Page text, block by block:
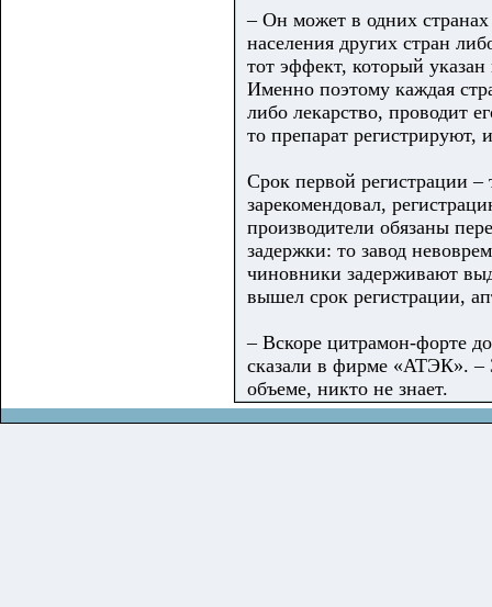
– Он может в одних
населения других стран
тот эффект, который
Именно поэтому каждая
либо лекарство, проводит
то препарат регистрируют,
Срок первой регистрации –
зарекомендовал,
производители обязаны
задержки: то завод
чиновники задерживают
вышел срок регистрации,
– Вскоре цитрамон-форте
сказали в фирме «АТЭК». –
объеме, никто не знает.